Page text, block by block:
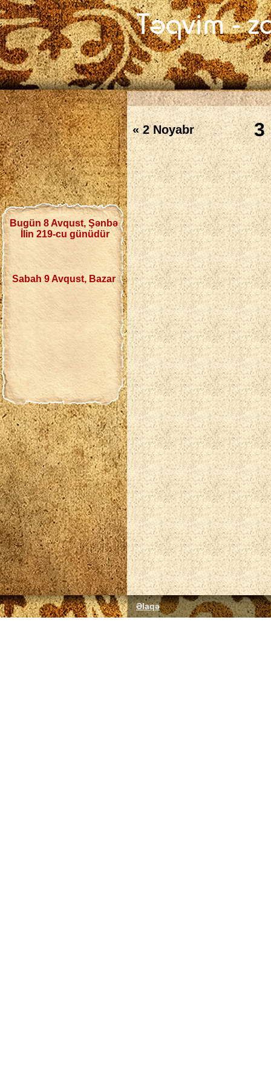
Bugün 8 Avqust, Şənbə
İlin 219-cu günüdür
Sabah 9 Avqust, Bazar
« 2 Noyabr 3
Əlaqə